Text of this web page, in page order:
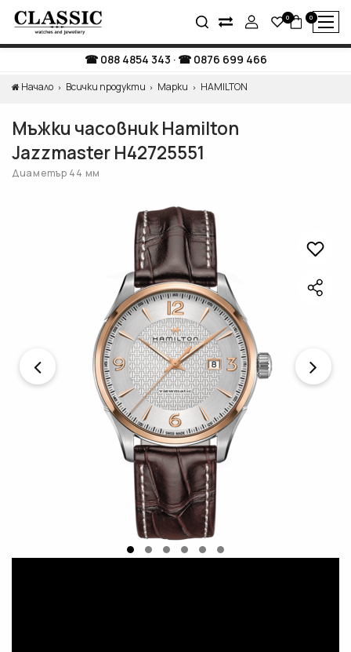
0 0
088 4854 343 · 0876 699 466
Начало Всички продукти Марки HAMILTON
Мъжки часовник Hamilton
Jazzmaster H42725551
Диаметър 44 мм